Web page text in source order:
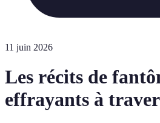
11 juin 2026
Les récits de
effrayants à